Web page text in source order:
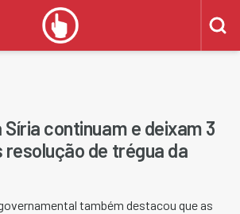
continuam e deixam 3
de trégua da
também destacou que as